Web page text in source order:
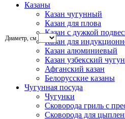
Казаны
Казан чугунный
Казан для плова
Казан с дужкой
Казан для
Казан алюминиевый
Казан узбекский
Афганский казан
Белорусские казаны
Чугунная посуда
Чугунки
Сковорода гриль с
Сковорода для
Диаметр, см